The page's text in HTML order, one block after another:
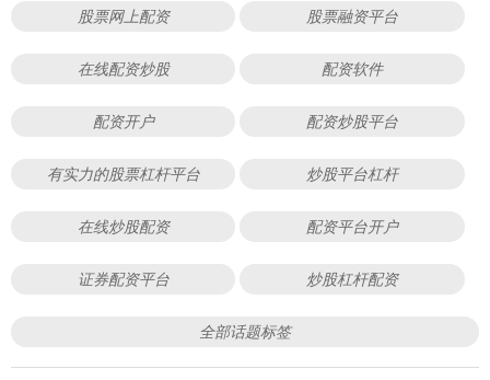
股票网上配资 股票融资平台
在线配资炒股 配资软件
配资开户 配资炒股平台
有实力的股票杠杆平台 炒股平台杠杆
在线炒股配资 配资平台开户
证券配资平台 炒股杠杆配资
全部话题标签